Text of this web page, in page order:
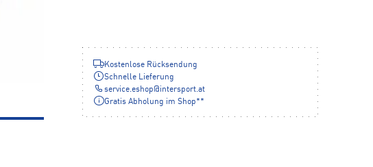
Kostenlose Rücksendung
Schnelle Lieferung
service.eshop@intersport.at
Gratis Abholung im Shop**